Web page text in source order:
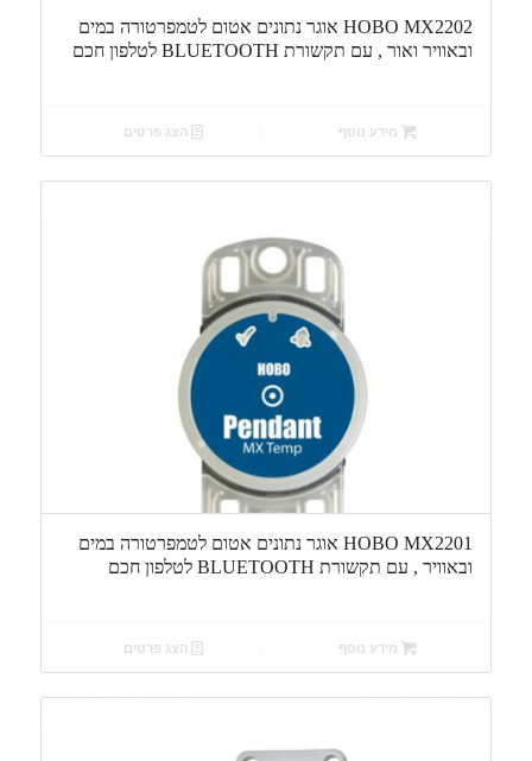
HOBO MX2202 אוגר נתונים אטום לטמפרטורה במים
ובאוויר ואור , עם תקשורת BLUETOOTH לטלפון חכם
מידע נוסף הצג פרטים
HOBO MX2201 אוגר נתונים אטום לטמפרטורה במים
ובאוויר , עם תקשורת BLUETOOTH לטלפון חכם
מידע נוסף הצג פרטים